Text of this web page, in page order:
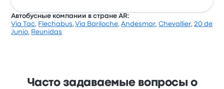
Norte стоят от 1 405 ₽
Средняя оценка Pool de Los Andes за эту поездку: 5
Автобусные компании в стране AR:
Via Tac, Flechabus,Via Bariloche,Andesmar,Chevallier,20 de
Junio, Reunidas
Часто задаваемые вопросы о